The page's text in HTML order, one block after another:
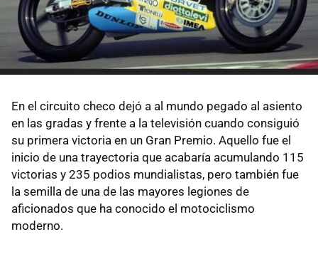
En el circuito checo dejó a al mundo pegado al asiento
en las gradas y frente a la televisión cuando consiguió
su primera victoria en un Gran Premio. Aquello fue el
inicio de una trayectoria que acabaría acumulando 115
victorias y 235 podios mundialistas, pero también fue
la semilla de una de las mayores legiones de
aficionados que ha conocido el motociclismo
moderno.